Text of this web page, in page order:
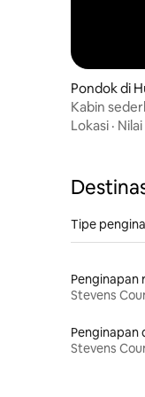
Pondok di
Kabin
Lokasi · Nilai
Tipe
Stevens
Stevens